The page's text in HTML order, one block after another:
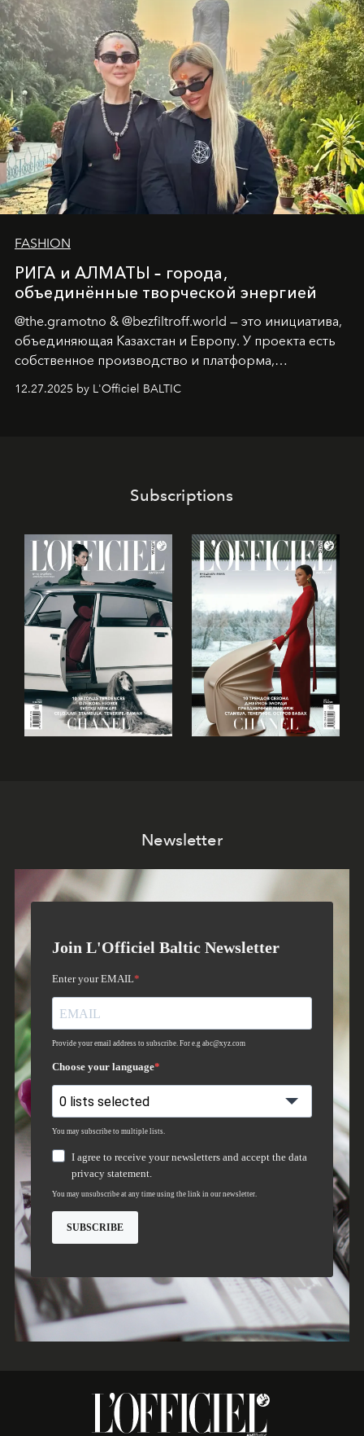
человеческих кризисов в возможности для
возрождения.
FASHION
РИГА и АЛМАТЫ – города,
объединённые творческой энергией
@the.gramotno & @bezfiltroff.world — это инициатива,
объединяющая Казахстан и Европу. У проекта есть
собственное производство и платформа,
предоставляющая возможности, поддержку и
решения для дизайнеров и молодых брендов.
12.27.2025 by L'Officiel BALTIC
Subscriptions
Newsletter